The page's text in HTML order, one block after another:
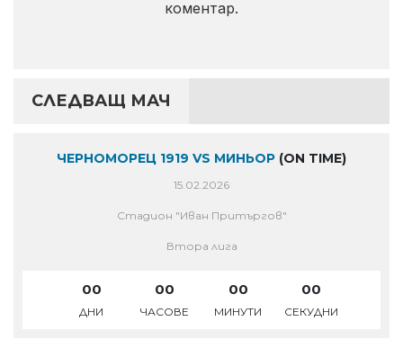
коментар.
СЛЕДВАЩ МАЧ
ЧЕРНОМОРЕЦ 1919 VS МИНЬОР (ON TIME)
15.02.2026
Стадион "Иван Притъргов"
Втора лига
00
ДНИ
00
ЧАСОВЕ
00
МИНУТИ
00
СЕКУДНИ